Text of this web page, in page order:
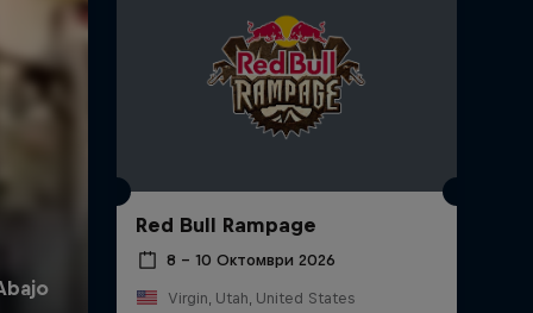
Red Bull Rampage
8 – 10 Октомври 2026
Virgin, Utah, United States